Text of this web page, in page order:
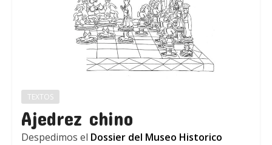
TEXTOS
Ajedrez chino
Despedimos el Dossier del Museo Historico